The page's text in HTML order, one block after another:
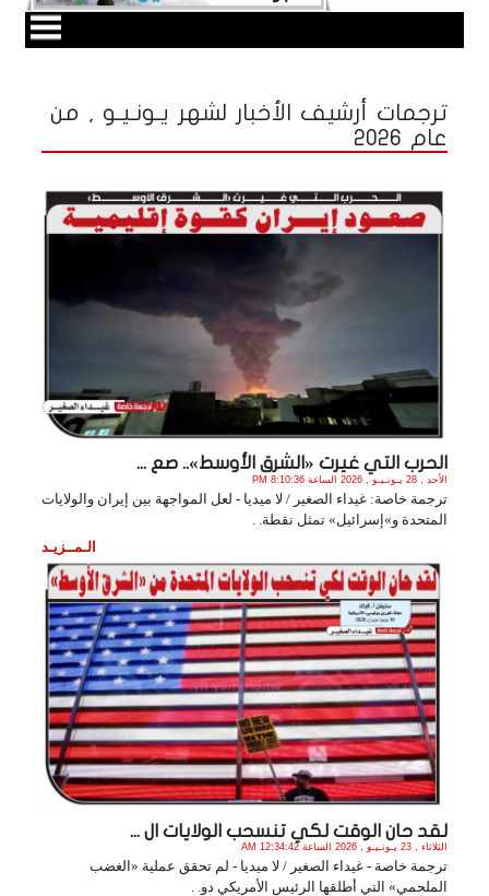
ترجمات أرشيف الأخبار لشهر يـونـيـو , من
عام 2026
الحرب التي غيرت «الشرق الأوسط».. صع ...
الأحد , 28 يـونـيـو , 2026 الساعة 8:10:36 PM
ترجمة خاصة: غيداء الصغير / لا ميديا - لعل المواجهة بين إيران والولايات
المتحدة و»إسرائيل» تمثل نقطة. .
الـمــزيـد
لقد حان الوقت لكي تنسحب الولايات ال ...
الثلاثاء , 23 يـونـيـو , 2026 الساعة 12:34:42 AM
ترجمة خاصة - غيداء الصغير / لا ميديا - لم تحقق عملية «الغضب
الملحمي» التي أطلقها الرئيس الأمريكي دو. .